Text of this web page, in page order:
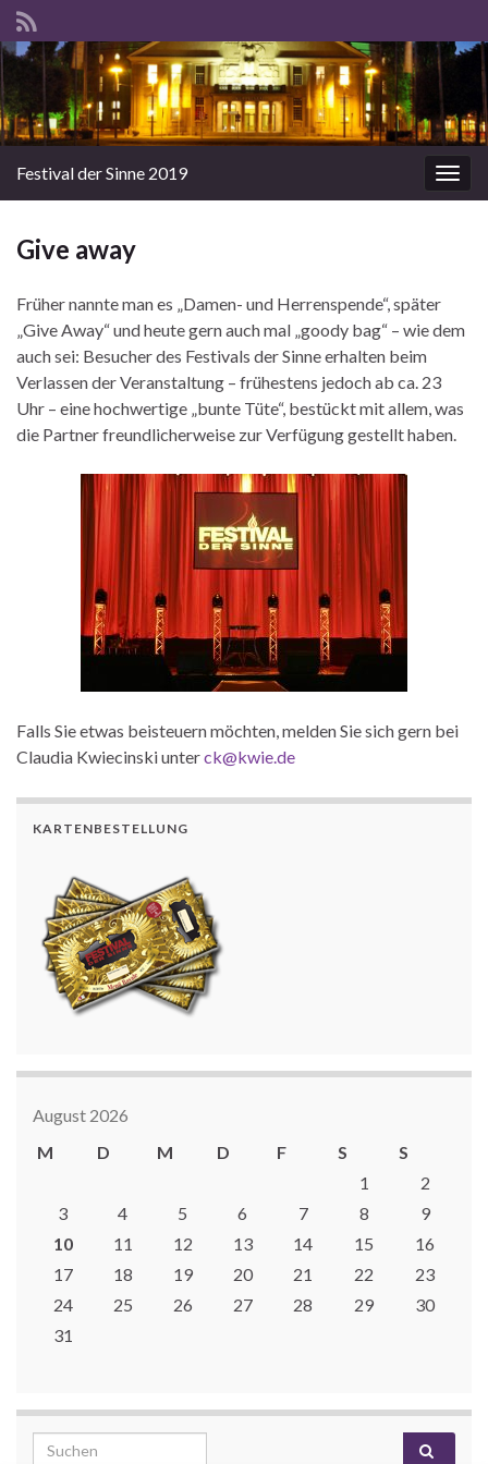
Festival der Sinne 2019
Give away
Früher nannte man es „Damen- und Herrenspende“, später
„Give Away“ und heute gern auch mal „goody bag“ – wie dem
auch sei: Besucher des Festivals der Sinne erhalten beim
Verlassen der Veranstaltung – frühestens jedoch ab ca. 23
Uhr – eine hochwertige „bunte Tüte“, bestückt mit allem, was
die Partner freundlicherweise zur Verfügung gestellt haben.
Falls Sie etwas beisteuern möchten, melden Sie sich gern bei
Claudia Kwiecinski unterck@kwie.de
KARTENBESTELLUNG
August 2026
M
D M D F S
S
1
2
3
4 5 6 7 8
9
10
11 12 13 14 15
16
17
18 19 20 21 22
23
24
25 26 27 28 29
30
31
Search for: